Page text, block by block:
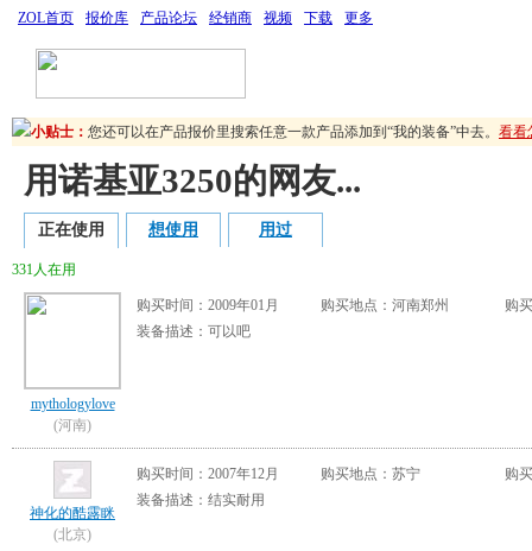
ZOL首页 报价库 产品论坛 经销商 视频 下载 更多
小贴士：
您可以通过“点评装备”来提升您的装备值与等级！写下您的使用经验
您可以通过“点评装备”来提升您的装备值与等级！写下您的使用经验
您还可以在产品报价里搜索任意一款产品添加到“我的装备”中去。 看看
用诺基亚3250的网友...
正在使用 想使用 用过
331人在用
mythologylove
(河南)
购买时间：2009年01月 购买地点：河南郑州
购
装备描述：可以吧
神化的酷露眯
(北京)
购买时间：2007年12月 购买地点：苏宁
购
装备描述：结实耐用